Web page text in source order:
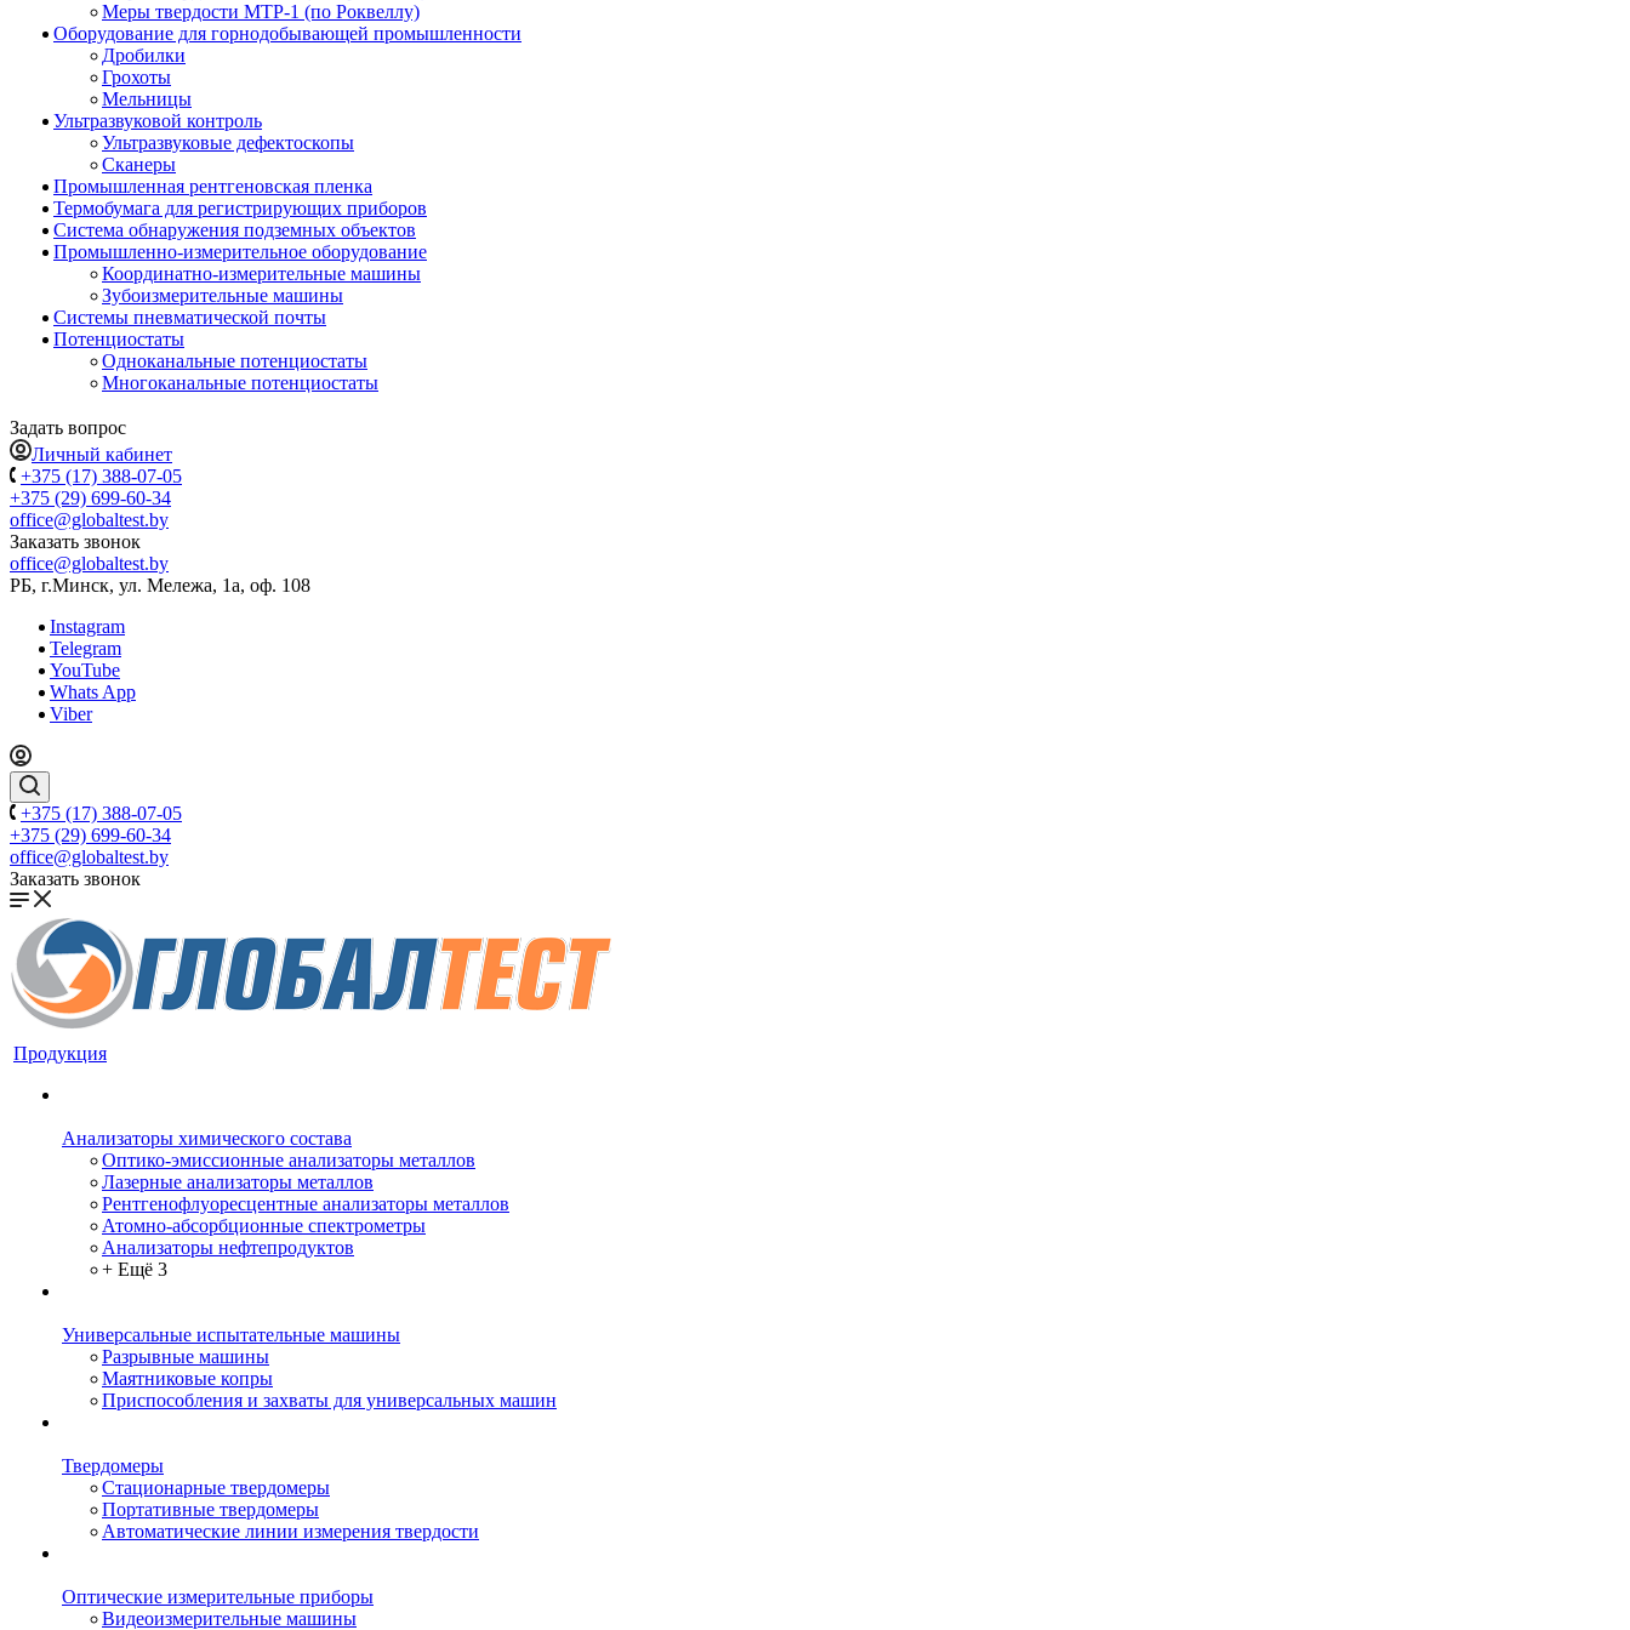
Меры твердости МТР-1 (по Роквеллу)
Оборудование для горнодобывающей промышленности
Дробилки
Грохоты
Мельницы
Ультразвуковой контроль
Ультразвуковые дефектоскопы
Сканеры
Промышленная рентгеновская пленка
Термобумага для регистрирующих приборов
Система обнаружения подземных объектов
Промышленно-измерительное оборудование
Координатно-измерительные машины
Зубоизмерительные машины
Системы пневматической почты
Потенциостаты
Одноканальные потенциостаты
Многоканальные потенциостаты
Задать вопрос
Личный кабинет
+375 (17) 388-07-05
+375 (29) 699-60-34
office@globaltest.by
Заказать звонок
office@globaltest.by
РБ, г.Минск, ул. Мележа, 1а, оф. 108
Instagram
Telegram
YouTube
Whats App
Viber
+375 (17) 388-07-05
+375 (29) 699-60-34
office@globaltest.by
Заказать звонок
Продукция
Анализаторы химического состава
Оптико-эмиссионные анализаторы металлов
Лазерные анализаторы металлов
Рентгенофлуоресцентные анализаторы металлов
Атомно-абсорбционные спектрометры
Анализаторы нефтепродуктов
+ Ещё 3
Универсальные испытательные машины
Разрывные машины
Маятниковые копры
Приспособления и захваты для универсальных машин
Твердомеры
Стационарные твердомеры
Портативные твердомеры
Автоматические линии измерения твердости
Оптические измерительные приборы
Видеоизмерительные машины